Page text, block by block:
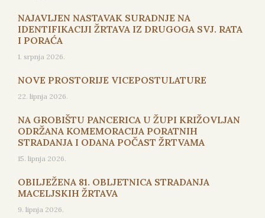
NAJAVLJEN NASTAVAK SURADNJE NA
IDENTIFIKACIJI ŽRTAVA IZ DRUGOGA SVJ. RATA
I PORAĆA
1. srpnja 2026.
NOVE PROSTORIJE VICEPOSTULATURE
22. lipnja 2026.
NA GROBIŠTU PANCERICA U ŽUPI KRIŽOVLJAN
ODRŽANA KOMEMORACIJA PORATNIH
STRADANJA I ODANA POČAST ŽRTVAMA
15. lipnja 2026.
OBILJEŽENA 81. OBLJETNICA STRADANJA
MACELJSKIH ŽRTAVA
9. lipnja 2026.